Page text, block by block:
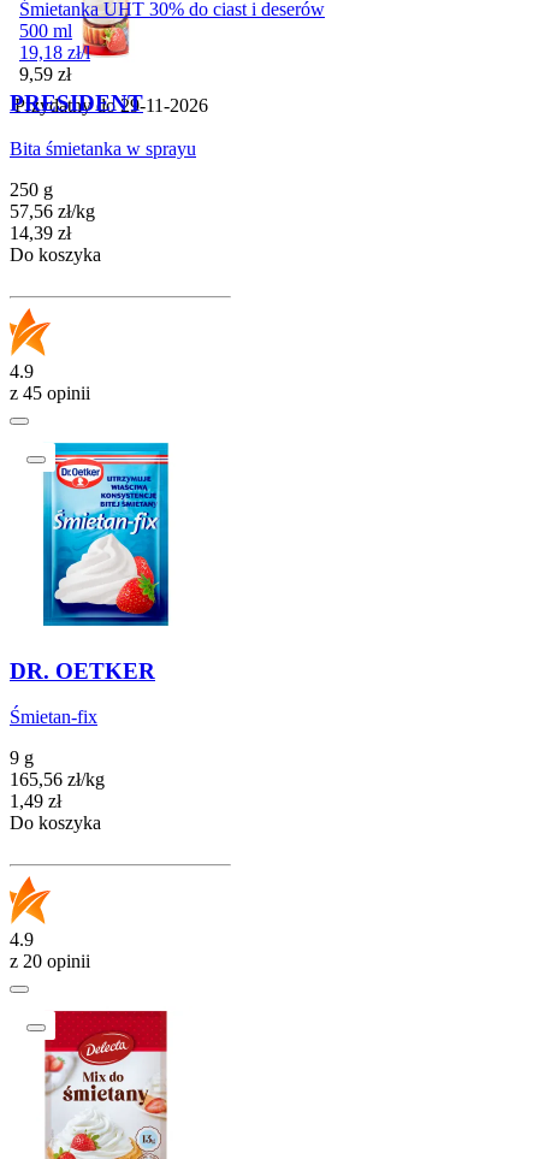
Śmietanka UHT 30% do ciast i deserów
500 ml
19,18 zł/l
Cena
9,59 zł
Przydatny do29-11-2026
PRESIDENT
Bita śmietanka w sprayu
250 g
57,56 zł/kg
Cena
14,39 zł
Do koszyka
4.9
z 45 opinii
DR. OETKER
Śmietan-fix
9 g
165,56 zł/kg
Cena
1,49 zł
Do koszyka
4.9
z 20 opinii